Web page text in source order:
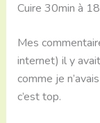
Cuire 30min à
Mes
internet) il y
comme je
c’est top.